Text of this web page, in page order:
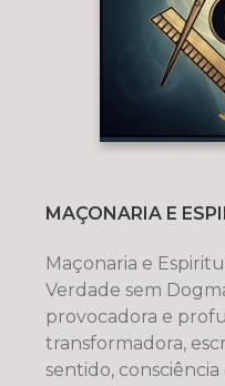
MAÇONARIA E
Maçonaria e
Verdade sem
provocadora e
transformadora,
sentido,